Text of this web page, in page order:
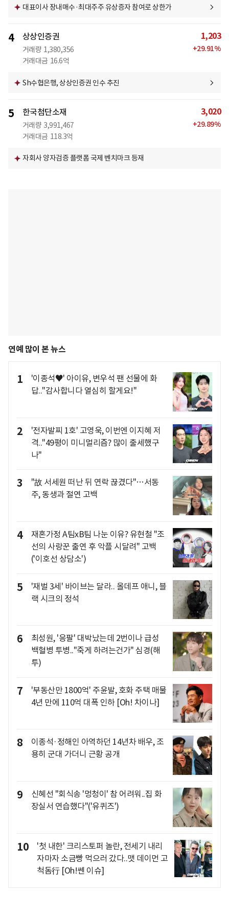
대표이사 장내매수·최대주주 유상증자 참여로 상한가
4 상상인증권
거래량 1,380,356
거래대금 16.6억
1,203
+29.91%
Sh수협은행, 상상인증권 인수 추진
5 한국첨단소재
거래량 3,991,467
거래대금 118.3억
3,020
+29.89%
자회사 양자검증 플랫폼 국제 벤치마크 등재
연예 많이 본 뉴스
1
'이종석♥' 아이유, 변우석 팬 선물에 화
답.."감사합니다 열심히 할게요!"
2
'전자발찌 1호' 고영욱, 이번엔 이지혜 저
격.."49평이 미니멀리즘? 많이 출세했구
나"
3
"故 서세원 떠난 뒤 연락 끊겼다"…서동
주, 동생과 절연 고백
4
재혼가정 A팀xB팀 나눈 이유? 유현철 "조
선의 사랑꾼 출연 후 악플 시달려" 고백
('이호선 상담소')
5
'재벌 3세' 바이브는 달라.. 올데프 애니, 블
랙 시크의 정석
6
최성원, '응팔' 대박났는데 2번이나 급성
백혈병 투병.."죽게 하려는건가" 심경(해
투)
7
'부동산만 1800억' 주윤발, 호화 주택 매물
4년 만에 110억 대폭 인하 [Oh! 차이나]
8
이종석·정해인 아역하던 14년차 배우, 조
용히 군대 가더니 근황 공개
9
신혜선 "회식송 '멍청이' 참 어려워..집 화
장실서 연습했다"('유퀴즈')
10
'첫 내한' 크리스토퍼 놀란, 전세기 내리
자마자 소금빵 먹으러 갔다..맷 데이먼 고
척돔行 [Oh!쎈 이슈]